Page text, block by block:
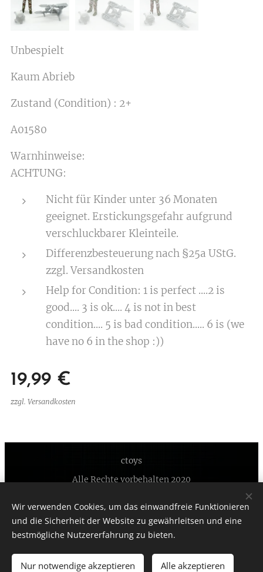
Unbespielt
Kaum Abrieb
Zustand (Condition) : 2+
A01580
Warnhinweise:
ACHTUNG:
Nicht für Kinder unter 36 Monaten
geeignet. Erstickungsgefahr aufgrund
verschluckbarer Kleinteile.
Differenzbesteuerung nach §25a UStG.
zzgl. Versandkosten
Help for Condition: 1 is perfect ....2 is
good.... 3 is ok.... 4 is not in best
condition.... 5 is bad condition..... 6 is (we
have no 6 in the shop :))
19,99 €
zzgl. Versandkosten
ZUM WARENKORB HINZUFÜGEN
ctoys
Alle Rechte vorbehalten 2020
Datenschutzrichtlinien
Cookie-Richtlinie
Wir verwenden Cookies, um das einwandfreie Funktionieren
und die Sicherheit der Website zu gewährleitsen und eine
bestmögliche Nutzererfahrung zu bieten.
Nur notwendige akzeptieren Alle akzeptieren